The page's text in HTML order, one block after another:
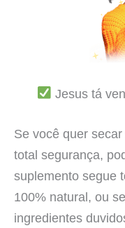
Jesus tá
Se você quer
total segurança,
suplemento segue
100% natural, ou
ingredientes